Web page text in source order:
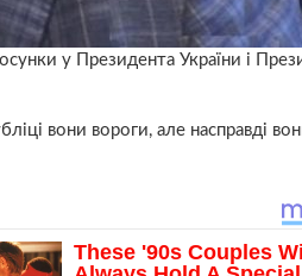
у Президента України і
вони вороги, але насправді